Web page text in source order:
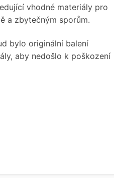
vhodné materiály pro
a zbytečným sporům.
bylo originální balení
aby nedošlo k poškození